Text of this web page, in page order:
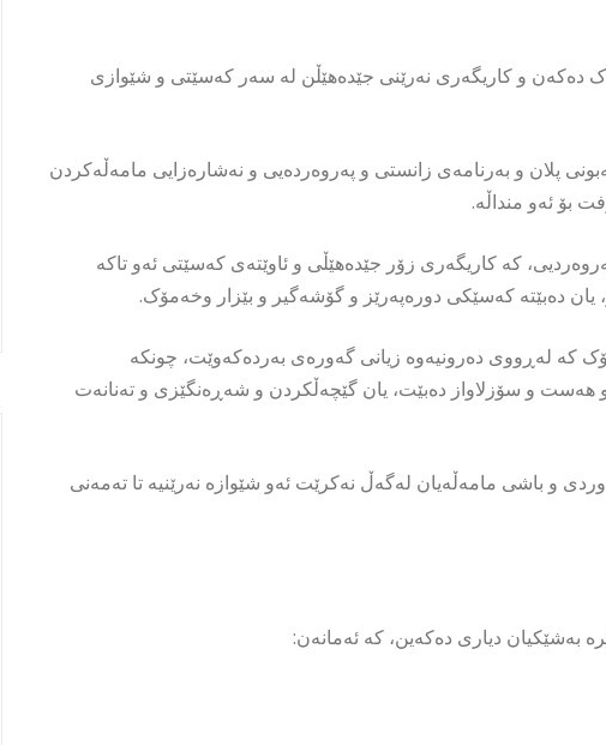
دەکەن و کاریگەری نەرێنی جێدەهێڵن لە سەر کەسێتی و شێوازی
پلان و بەرنامەی زانستی و پەروەردەیی و نەشارەزایی مامەڵەکردن
بۆ ئەو منداڵە.
کە کاریگەری زۆر جێدەهێڵی و ئاوێتەی کەسێتی ئەو تاکە
یان دەبێتە کەسێکی دورەپەرێز و گۆشەگیر و بێزار وخەمۆک.
کە لەڕووی دەرونیەوە زیانی گەورەی بەردەکەوێت، چونکە
هەست و سۆزلاواز دەبێت، یان گێچەڵکردن و شەڕەنگێزی و تەنانەت
و باشی مامەڵەیان لەگەڵ نەکرێت ئەو شێوازە نەرێنیە تا تەمەنی
بەشێکیان دیاری دەکەین، کە ئەمانەن: